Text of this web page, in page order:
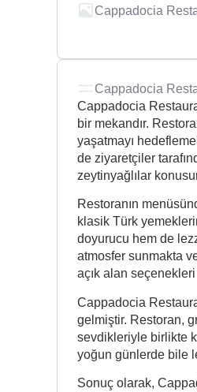
Cappadocia
Cappadocia
Cappadocia
bir mekandır.
yaşatmayı
de ziyaretçiler
zeytinyağlılar
Restoranın
klasik Türk
doyurucu hem de
atmosfer sunmakta
açık alan
Cappadocia
gelmiştir. Restoran,
sevdikleriyle birlikte
yoğun günlerde bile
Sonuç olarak,